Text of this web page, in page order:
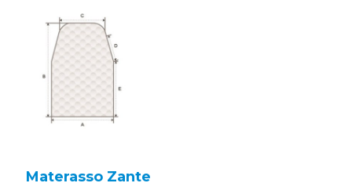
Materasso Zante